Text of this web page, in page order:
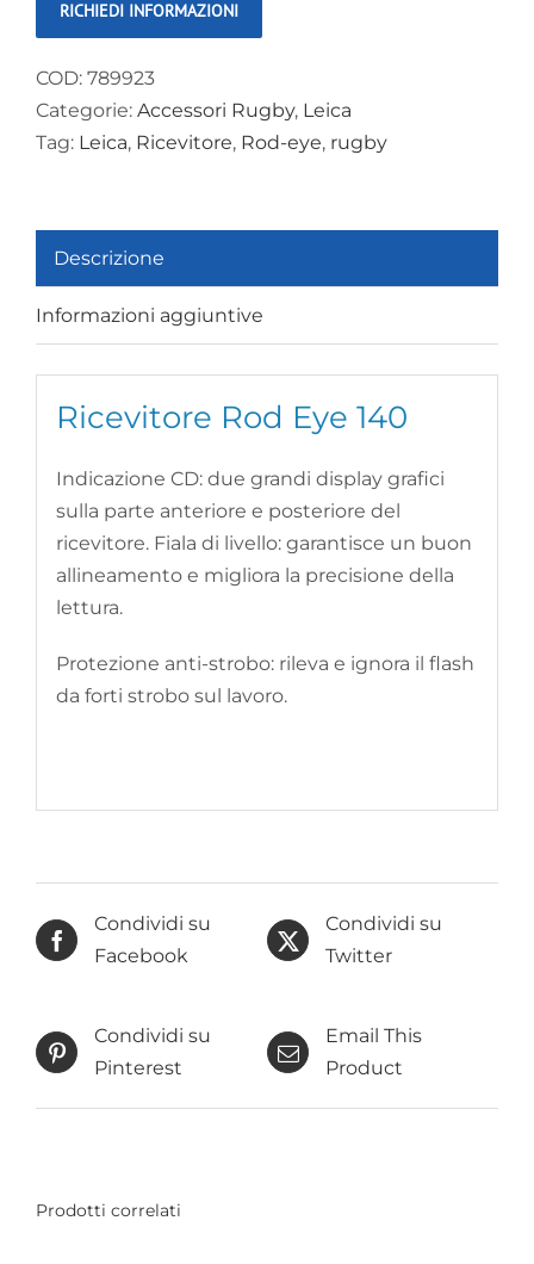
con
Staffa
quantità
COD: 789923
Categorie: Accessori Rugby, Leica
Tag: Leica, Ricevitore, Rod-eye, rugby
Descrizione
Informazioni aggiuntive
Ricevitore Rod Eye 140
Indicazione CD: due grandi display grafici
sulla parte anteriore e posteriore del
ricevitore. Fiala di livello: garantisce un buon
allineamento e migliora la precisione della
lettura.
Protezione anti-strobo: rileva e ignora il flash
da forti strobo sul lavoro.
Condividi su
Facebook
Condividi su
Twitter
Condividi su
Pinterest
Email This
Product
Prodotti correlati